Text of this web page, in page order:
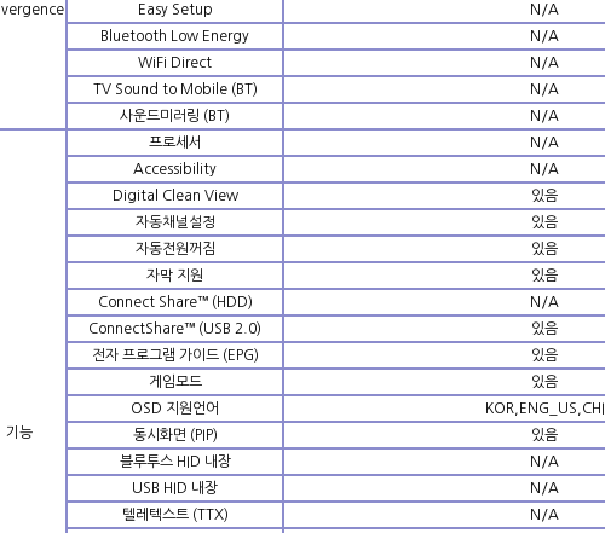
Easy Setup
N/A
Bluetooth Low Energy
N/A
WiFi Direct
N/A
TV Sound to Mobile (BT)
N/A
사운드미러링 (BT)
N/A
기능
프로세서
N/A
Accessibility
N/A
Digital Clean View
있음
자동채널설정
있음
자동전원꺼짐
있음
자막 지원
있음
Connect Share™ (HDD)
N/A
ConnectShare™ (USB 2.0)
있음
전자 프로그램 가이드 (EPG)
있음
게임모드
있음
OSD 지원언어
KOR,ENG_US,CHI
동시화면 (PIP)
있음
블루투스 HID 내장
N/A
USB HID 내장
N/A
텔레텍스트 (TTX)
N/A